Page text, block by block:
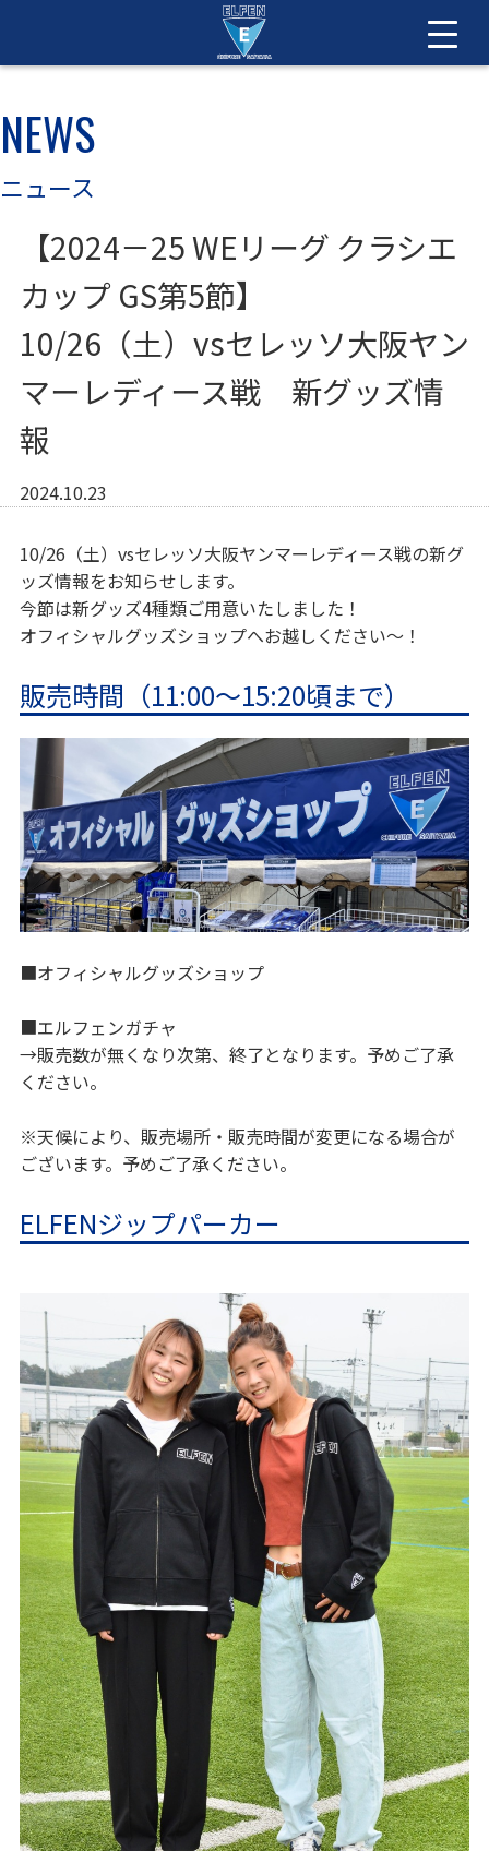
NEWS
ニュース
【2024－25 WEリーグ クラシエ
カップ GS第5節】
10/26（土）vsセレッソ大阪ヤン
マーレディース戦 新グッズ情
報
2024.10.23
10/26（土）vsセレッソ大阪ヤンマーレディース戦の新グ
ッズ情報をお知らせします。
今節は新グッズ4種類ご用意いたしました！
オフィシャルグッズショップへお越しください～！
販売時間（11:00～15:20頃まで）
■オフィシャルグッズショップ
■エルフェンガチャ
→販売数が無くなり次第、終了となります。予めご了承
ください。
※天候により、販売場所・販売時間が変更になる場合が
ございます。予めご了承ください。
ELFENジップパーカー